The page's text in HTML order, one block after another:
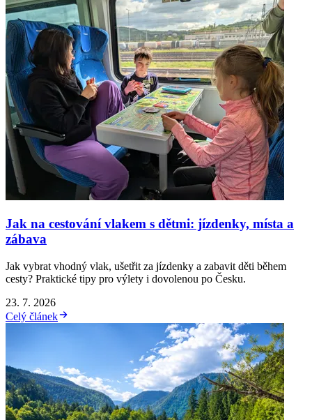
Jak na cestování vlakem s dětmi: jízdenky, místa a
zábava
Jak vybrat vhodný vlak, ušetřit za jízdenky a zabavit děti během
cesty? Praktické tipy pro výlety i dovolenou po Česku.
23. 7. 2026
Celý článek